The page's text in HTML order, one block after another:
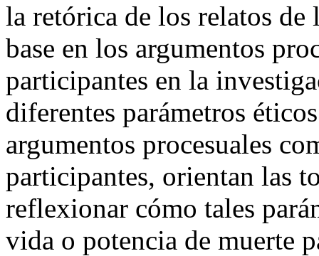
la retórica de los relatos
base en los argumentos
participantes en la
diferentes parámetros
argumentos procesuales
participantes, orientan las
reflexionar cómo tales
vida o potencia de muerte